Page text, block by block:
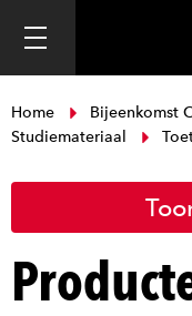
Home Bijeenkomst
Studiemateriaal